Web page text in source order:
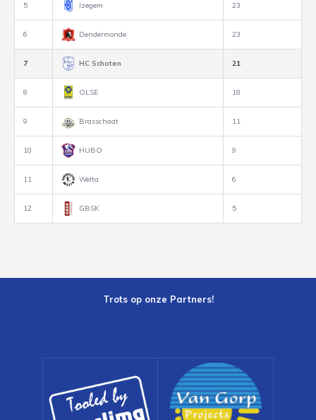
5 Izegem 23
6 Dendermonde 23
7 HC Schoten 21
8 OLSE 18
9 Brasschaat 11
10 HUBO 9
11 Welta 6
12 GBSK 5
Trots op onze Partners!